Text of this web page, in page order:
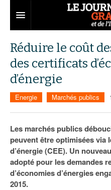
Territoires
Aménagement
Collectivités
Services urbains
Entreprises
Développement
Attractivité
Innovation
Départements
77
78
Nominations
Portraits
Les Assises du Grand Paris
Éditions précédentes
Le podcast
Réduire le coût
des certificats
d’énergie
Energie Marchés publics
Les marchés publics
peuvent être optimisées via
d’énergie (CEE). Un
adopté pour les demandes
d’économies d’énergies
2015.